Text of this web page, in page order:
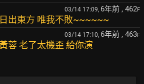
03/14 17:09, 6年前 , 462F
出東方 唯我不敗~~~~~~
03/14 17:10, 6年前 , 463F
蓉 老了太機歪 給你演